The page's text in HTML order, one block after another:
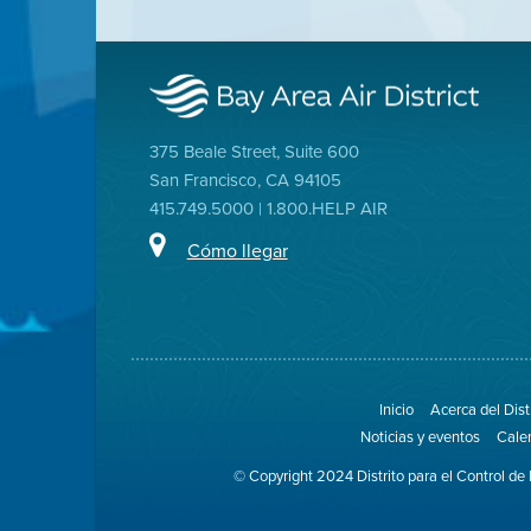
375 Beale Street, Suite 600
San Francisco, CA 94105
415.749.5000 | 1.800.HELP AIR
Cómo llegar
Inicio
Acerca del
Noticias y eventos
© Copyright 2024 Distrito para el Control de